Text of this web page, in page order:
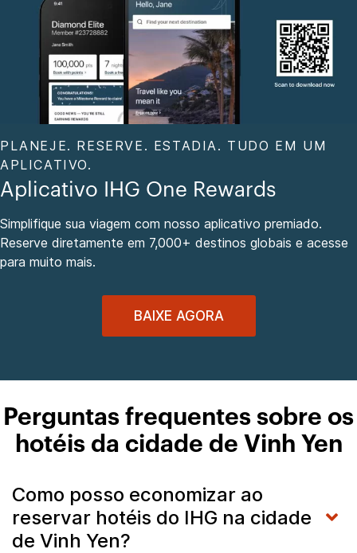
PLANEJE. RESERVE. ESTADIA. TUDO EM UM
APLICATIVO.
Aplicativo IHG One Rewards
Simplifique sua viagem com nosso aplicativo premiado.
Reserve diretamente em 7,000+ destinos globais e acesse
para muito mais.
BAIXE AGORA
Perguntas frequentes sobre os
hotéis da cidade de Vinh Yen
Como posso economizar ao
reservar hotéis do IHG na cidade
de Vinh Yen?